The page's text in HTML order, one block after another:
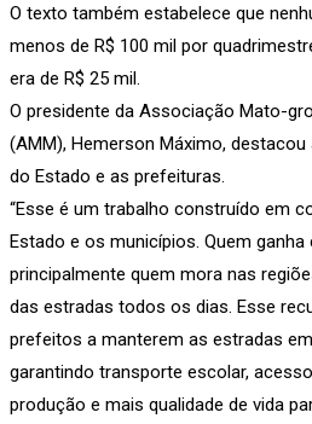
O texto também estabelece que
menos de R$ 100 mil por
era de R$ 25 mil.
O presidente da Associação Mato-
(AMM), Hemerson Máximo,
do Estado e as prefeituras.
“Esse é um trabalho construído em
Estado e os municípios. Quem
principalmente quem mora nas
das estradas todos os dias. Esse
prefeitos a manterem as estradas
garantindo transporte escolar,
produção e mais qualidade de vida